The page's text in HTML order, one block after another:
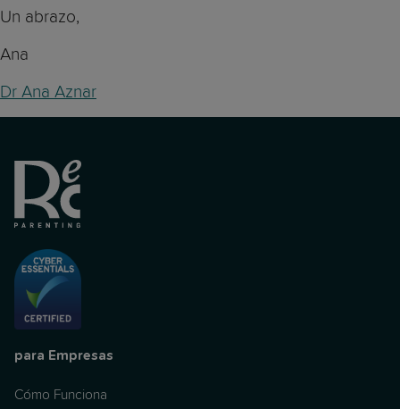
Un abrazo,
Ana
Dr Ana Aznar
para Empresas
Cómo Funciona